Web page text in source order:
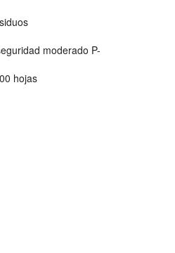
moderado P-
hojas